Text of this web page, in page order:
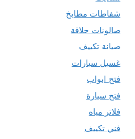
شفاطات مطابخ
صالونات حلاقة
صيانة تكييف
غسيل سيارات
فتح ابواب
فتح سيارة
فلاتر مياه
فني تكييف